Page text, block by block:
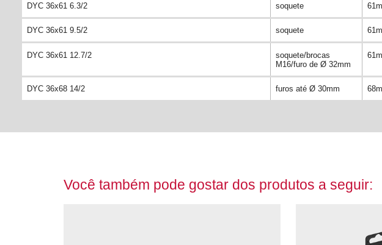
DYC 36x61 6.3/2 soquete
DYC 36x61 9.5/2 soquete
DYC 36x61 12.7/2
soquete/brocas
M16/furo de Ø 32mm
DYC 36x68 14/2 furos até Ø 30mm
Você também pode gostar dos produtos a seguir: